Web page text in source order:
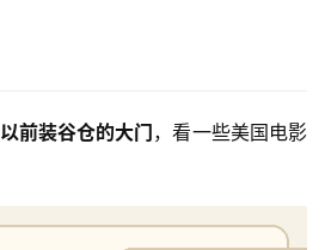
以前装谷仓的大门 ，看一些美国电影